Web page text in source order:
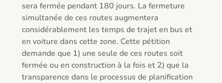
sera fermée pendant 180 jours. La fermeture
simultanée de ces routes augmentera
considérablement les temps de trajet en bus et
en voiture dans cette zone. Cette pétition
demande que 1) une seule de ces routes soit
fermée ou en construction à la fois et 2) que la
transparence dans le processus de planification